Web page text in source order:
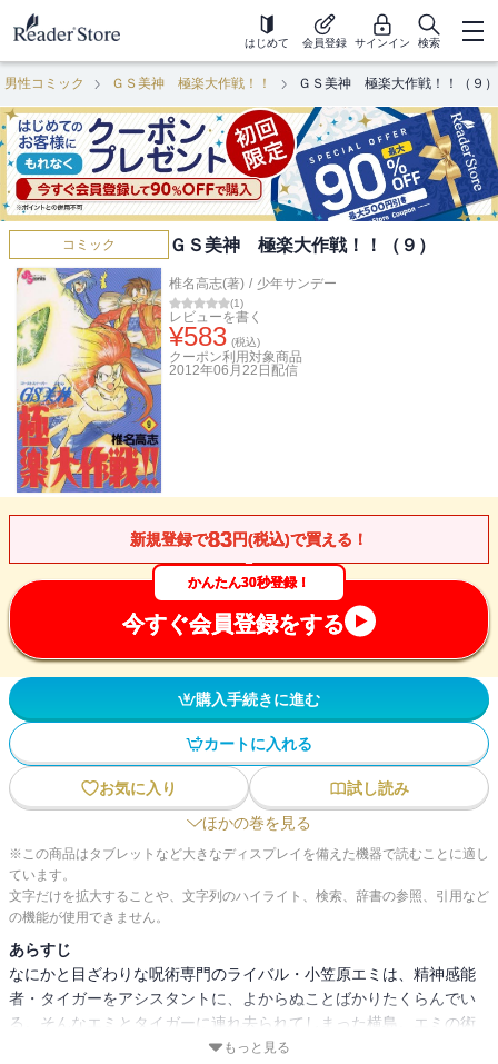
はじめて 会員登録 サインイン 検索
男性コミック ＧＳ美神 極楽大作戦！！ ＧＳ美神 極楽大作戦！！（９）
コミック ＧＳ美神 極楽大作戦！！（９）
椎名高志(著) / 少年サンデー
(1)
レビューを書く
¥583 (税込)
クーポン利用対象商品
2012年06月22日 配信
新規登録で83円(税込)で買える！
かんたん30秒登録！
今すぐ会員登録をする
購入手続きに進む
カートに入れる
お気に入り
試し読み
ほかの巻を見る
※この商品はタブレットなど大きなディスプレイを備えた機器で読むことに適し
ています。
文字だけを拡大することや、文字列のハイライト、検索、辞書の参照、引用など
の機能が使用できません。
あらすじ
なにかと目ざわりな呪術専門のライバル・小笠原エミは、精神感能
者・タイガーをアシスタントに、よからぬことばかりたくらんでい
る。そんなエミとタイガーに連れ去られてしまった横島。エミの術
に負けた美神はＧＳを廃業・・・！？
もっと見る